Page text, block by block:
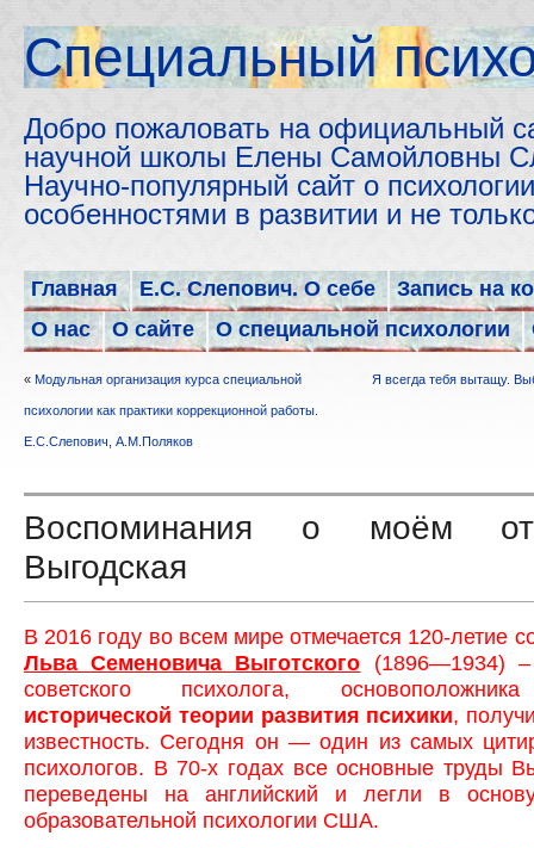
Cпециальный
Добро пожаловать на официальный
научной школы Елены Самойловны
Научно-популярный сайт о
особенностями в развитии и не
Главная Е.С. Слепович. О себе
Запись на
О нас
О сайте О специальной психологии
« Модульная организация курса специальной
психологии как практики коррекционной работы.
Е.С.Слепович, А.М.Поляков
Я всегда тебя вытащу.
Воспоминания о моём
Выгодская
В 2016 году во всем мире отмечается 120-летие
Льва Семеновича Выготского (1896—1934)
советского психолога,
исторической теории развития психики,
известность. Сегодня он — один из самых
психологов. В 70-х годах все основные труды
переведены на английский и легли в
образовательной психологии США.